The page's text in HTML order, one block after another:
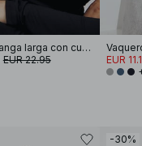
Top de manga larga con cuello de embudo Soft Line
EUR 22.95
EUR
-30%